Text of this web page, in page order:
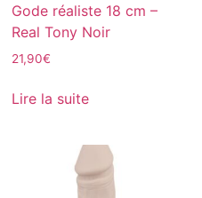
Gode réaliste 18 cm –
Real Tony Noir
21,90€
Lire la suite